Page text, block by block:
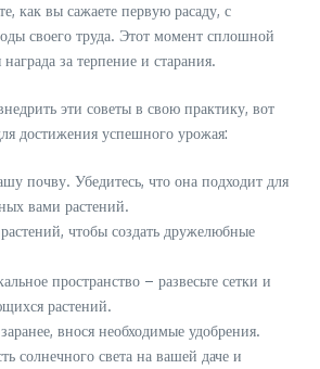
как вы сажаете первую расаду, с
своего труда. Этот момент сплошной
за терпение и старания.
эти советы в свою практику, вот
достижения успешного урожая:
почву. Убедитесь, что она подходит для
вами растений.
чтобы создать дружелюбные
пространство – развесьте сетки и
растений.
внося необходимые удобрения.
солнечного света на вашей даче и